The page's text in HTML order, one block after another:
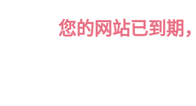
您的网站已到期
一、机器里面的零件
一台好的裁线沾锡机是由各
就松动，这可能会导致交通
机，这样保证机器的安全稳